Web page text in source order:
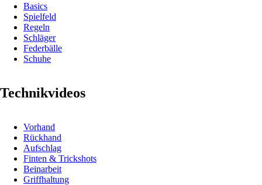
Basics
Spielfeld
Regeln
Schläger
Federbälle
Schuhe
Technikvideos
Vorhand
Rückhand
Aufschlag
Finten & Trickshots
Beinarbeit
Griffhaltung